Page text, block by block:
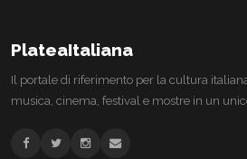
PlateaItaliana
Il portale di riferimento per la cultura
musica, cinema, festival e mostre in un